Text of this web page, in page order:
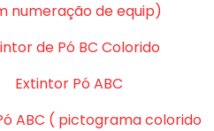
numeração de equip)
de Pó BC Colorido
Extintor Pó ABC
ABC ( pictograma colorido